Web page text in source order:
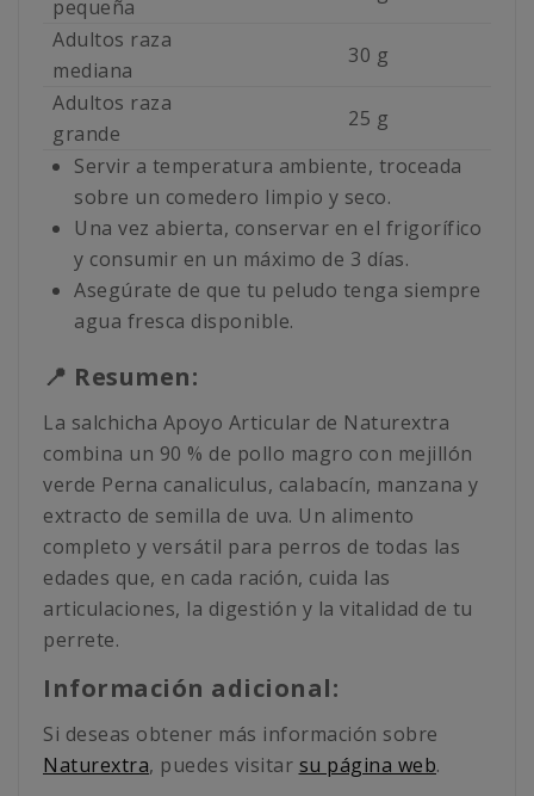
pequeña
Adultos raza
mediana
30 g
Adultos raza
grande
25 g
Servir a temperatura ambiente, troceada
sobre un comedero limpio y seco.
Una vez abierta, conservar en el frigorífico
y consumir en un máximo de 3 días.
Asegúrate de que tu peludo tenga siempre
agua fresca disponible.
📍 Resumen:
La salchicha Apoyo Articular de Naturextra
combina un 90 % de pollo magro con mejillón
verde Perna canaliculus, calabacín, manzana y
extracto de semilla de uva. Un alimento
completo y versátil para perros de todas las
edades que, en cada ración, cuida las
articulaciones, la digestión y la vitalidad de tu
perrete.
Información adicional:
Si deseas obtener más información sobre
Naturextra, puedes visitar su página web.